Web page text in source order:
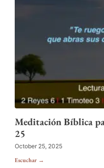
Meditación Bíblica
25
October 25, 2025
Escuchar →